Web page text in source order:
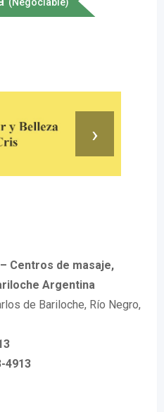
(Negociable)
›
Centros de masaje,
Argentina
de Bariloche, Río Negro,
4913